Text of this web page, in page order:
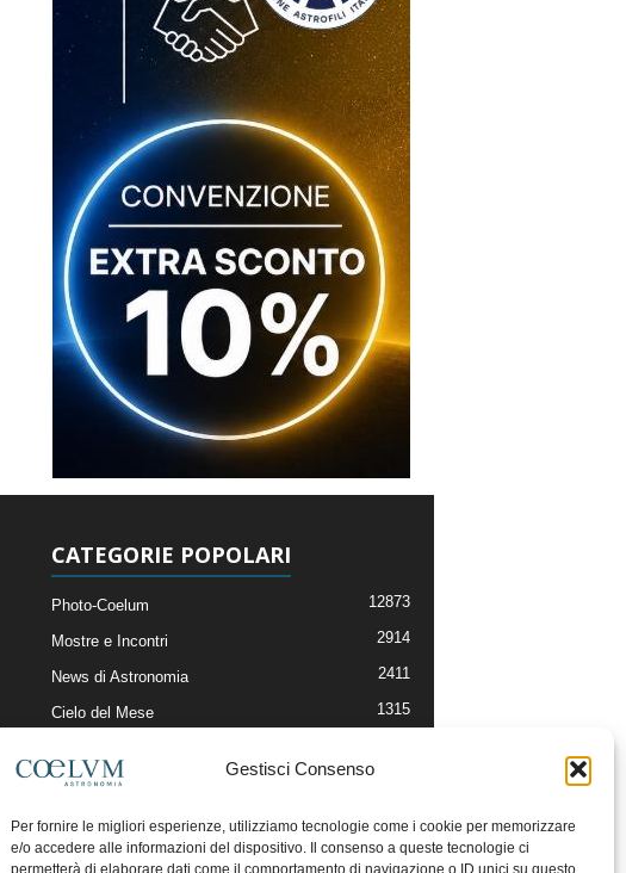
Gestisci Consenso
Per fornire le migliori esperienze, utilizziamo tecnologie come i cookie per memorizzare
e/o accedere alle informazioni del dispositivo. Il consenso a queste tecnologie ci
permetterà di elaborare dati come il comportamento di navigazione o ID unici su questo
CATEGORIE POPOLARI
Photo-Coelum 12873
Mostre e Incontri 2914
News di Astronomia 2411
Cielo del Mese 1315
Articoli e Risorse On-Line
Il Blog della Redazione